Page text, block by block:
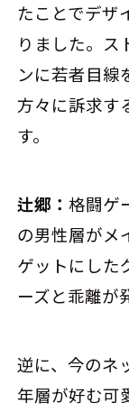
たことでデザ
りました。ス
ンに若者目線
方々に訴求す
す。
辻郷：格闘ゲ
の男性層がメ
ゲットにした
ーズと乖離が
逆に、今のネ
年層が好む可